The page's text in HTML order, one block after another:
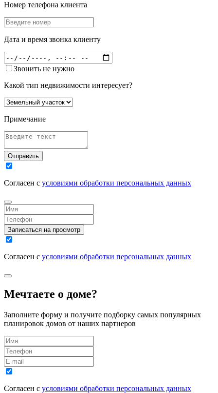
Номер телефона клиента
Дата и время звонка клиенту
Звонить не нужно
Какой тип недвижимости интересует?
Примечание
Отправить
Согласен с условиями обработки персональных данных
Записаться на просмотр
Согласен с условиями обработки персональных данных
Мечтаете о доме?
Заполните форму и получите подборку самых популярных
планировок домов от наших партнеров
Согласен с условиями обработки персональных данных